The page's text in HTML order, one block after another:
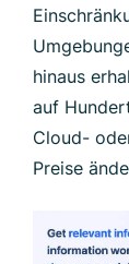
hinaus
auf
Cloud-
Preise